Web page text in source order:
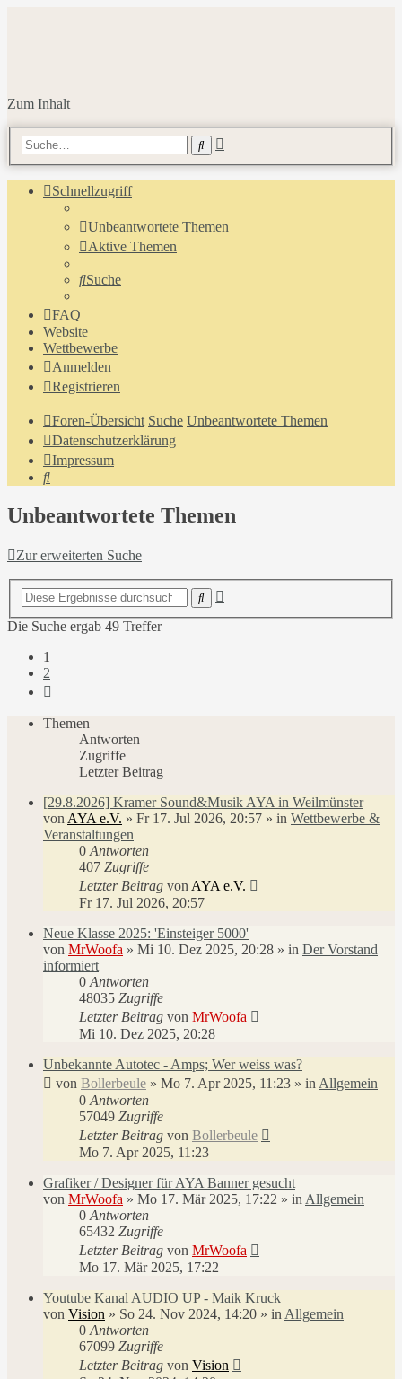
Zum Inhalt
Suche
Schnellzugriff
Unbeantwortete Themen
Aktive Themen
Suche
FAQ
Website
Wettbewerbe
Anmelden
Registrieren
Foren-Übersicht Suche Unbeantwortete Themen
Datenschutzerklärung
Impressum
Suche
Unbeantwortete Themen
Zur erweiterten Suche
Suche
Die Suche ergab 49 Treffer
1
2
Themen
Antworten
Zugriffe
Letzter Beitrag
[29.8.2026] Kramer Sound&Musik AYA in Weilmünster
von AYA e.V. » Fr 17. Jul 2026, 20:57 » in Wettbewerbe &
Veranstaltungen
0 Antworten
407 Zugriffe
Letzter Beitrag von AYA e.V.
Fr 17. Jul 2026, 20:57
Neue Klasse 2025: 'Einsteiger 5000'
von MrWoofa » Mi 10. Dez 2025, 20:28 » in Der Vorstand
informiert
0 Antworten
48035 Zugriffe
Letzter Beitrag von MrWoofa
Mi 10. Dez 2025, 20:28
Unbekannte Autotec - Amps; Wer weiss was?
von Bollerbeule » Mo 7. Apr 2025, 11:23 » in Allgemein
0 Antworten
57049 Zugriffe
Letzter Beitrag von Bollerbeule
Mo 7. Apr 2025, 11:23
Grafiker / Designer für AYA Banner gesucht
von MrWoofa » Mo 17. Mär 2025, 17:22 » in Allgemein
0 Antworten
65432 Zugriffe
Letzter Beitrag von MrWoofa
Mo 17. Mär 2025, 17:22
Youtube Kanal AUDIO UP - Maik Kruck
von Vision » So 24. Nov 2024, 14:20 » in Allgemein
0 Antworten
67099 Zugriffe
Letzter Beitrag von Vision